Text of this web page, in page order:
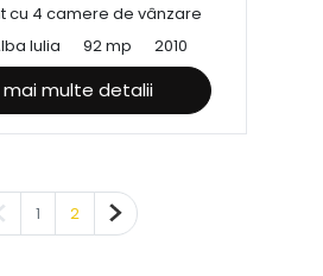
cu 4 camere de vânzare
Iulia
92 mp 2010
mai multe detalii
Pagina anterioară
1 2 Pagina următoare